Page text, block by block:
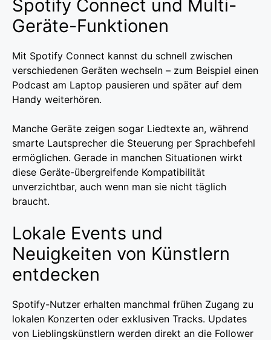
Spotify Connect und Multi-
Geräte-Funktionen
Mit Spotify Connect kannst du schnell zwischen
verschiedenen Geräten wechseln – zum Beispiel einen
Podcast am Laptop pausieren und später auf dem
Handy weiterhören.
Manche Geräte zeigen sogar Liedtexte an, während
smarte Lautsprecher die Steuerung per Sprachbefehl
ermöglichen. Gerade in manchen Situationen wirkt
diese Geräte-übergreifende Kompatibilität
unverzichtbar, auch wenn man sie nicht täglich
braucht.
Lokale Events und
Neuigkeiten von Künstlern
entdecken
Spotify-Nutzer erhalten manchmal frühen Zugang zu
lokalen Konzerten oder exklusiven Tracks. Updates
von Lieblingskünstlern werden direkt an die Follower